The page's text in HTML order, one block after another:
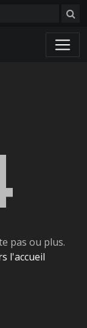
pas ou plus.
l'accueil